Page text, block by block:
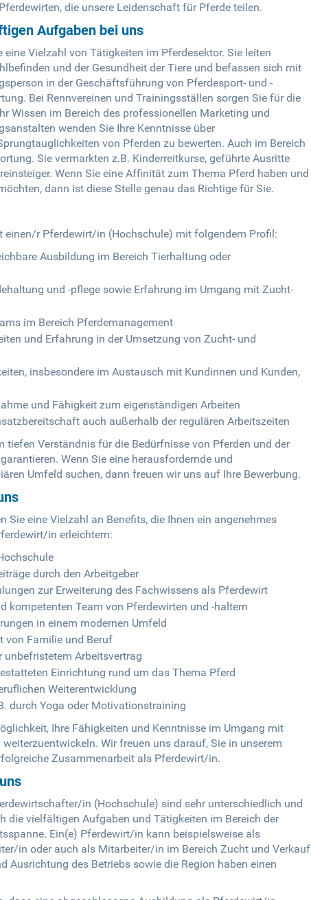
die unsere Leidenschaft für Pferde teilen.
Aufgaben bei uns
Vielzahl von Tätigkeiten im Pferdesektor. Sie leiten
und der Gesundheit der Tiere und befassen sich mit
in der Geschäftsführung von Pferdesport- und -
Bei Rennvereinen und Trainingsställen sorgen Sie für die
Wissen im Bereich des professionellen Marketing und
wenden Sie Ihre Kenntnisse über
von Pferden zu bewerten. Auch im Bereich
Sie vermarkten z.B. Kinderreitkurse, geführte Ausritte
Wenn Sie eine Affinität zum Thema Pferd haben und
dann ist diese Stelle genau das Richtige für Sie.
einen/r Pferdewirt/in (Hochschule) mit folgendem Profil:
Ausbildung im Bereich Tierhaltung oder
und -pflege sowie Erfahrung im Umgang mit Zucht-
im Bereich Pferdemanagement
und Erfahrung in der Umsetzung von Zucht- und
insbesondere im Austausch mit Kundinnen und Kunden,
und Fähigkeit zum eigenständigen Arbeiten
auch außerhalb der regulären Arbeitszeiten
Verständnis für die Bedürfnisse von Pferden und der
Wenn Sie eine herausfordernde und
Umfeld suchen, dann freuen wir uns auf Ihre Bewerbung.
eine Vielzahl an Benefits, die Ihnen ein angenehmes
in erleichtern:
durch den Arbeitgeber
zur Erweiterung des Fachwissens als Pferdewirt
kompetenten Team von Pferdewirten und -haltern
in einem modernen Umfeld
von Familie und Beruf
Arbeitsvertrag
Einrichtung rund um das Thema Pferd
Weiterentwicklung
durch Yoga oder Motivationstraining
Ihre Fähigkeiten und Kenntnisse im Umgang mit
Wir freuen uns darauf, Sie in unserem
Zusammenarbeit als Pferdewirt/in.
in (Hochschule) sind sehr unterschiedlich und
die vielfältigen Aufgaben und Tätigkeiten im Bereich der
Ein(e) Pferdewirt/in kann beispielsweise als
in oder auch als Mitarbeiter/in im Bereich Zucht und Verkauf
Ausrichtung des Betriebs sowie die Region haben einen